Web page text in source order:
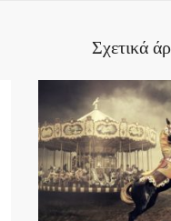
Σχετικά